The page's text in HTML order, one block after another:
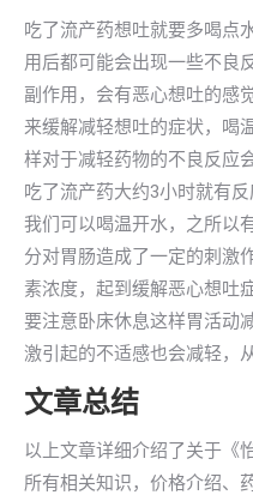
吃了流产药想吐就要多喝点
用后都可能会出现一些不良
副作用，会有恶心想吐的感
来缓解减轻想吐的症状，喝
样对于减轻药物的不良反应
吃了流产药大约3小时就有
我们可以喝温开水，之所以
分对胃肠造成了一定的刺激
素浓度，起到缓解恶心想吐
要注意卧床休息这样胃活动
激引起的不适感也会减轻，
文章总结
以上文章详细介绍了关于《
所有相关知识，价格介绍、